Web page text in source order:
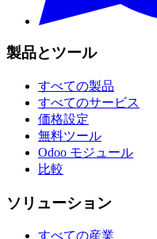
製品とツール
すべての製品
すべてのサービス
価格設定
無料ツール
Odoo モジュール
比較
ソリューション
すべての産業